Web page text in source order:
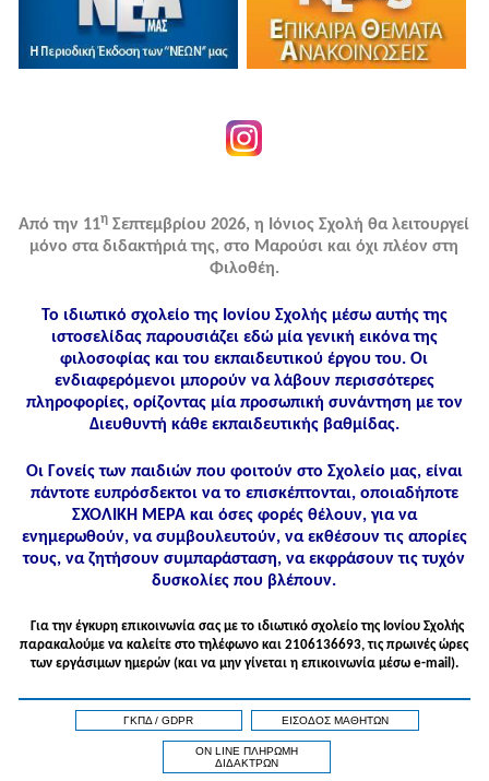
Από την 11η Σεπτεμβρίου 2026, η Ιόνιος Σχολή θα λειτουργεί
μόνο στα διδακτήριά της, στο Μαρούσι και όχι πλέον στη
Φιλοθέη.
Το ιδιωτικό σχολείο της Ιονίου Σχολής μέσω αυτής της
ιστοσελίδας παρουσιάζει εδώ μία γενική εικόνα της
φιλοσοφίας και του εκπαιδευτικού έργου του. Οι
ενδιαφερόμενοι μπορούν να λάβουν περισσότερες
πληροφορίες, ορίζοντας μία προσωπική συνάντηση με τον
Διευθυντή κάθε εκπαιδευτικής βαθμίδας.
Οι Γονείς των παιδιών που φοιτούν στο Σχολείο μας, είναι
πάντοτε ευπρόσδεκτοι να το επισκέπτονται, οποιαδήποτε
ΣΧΟΛΙΚΗ ΜΕΡΑ και όσες φορές θέλουν, για να
ενημερωθούν, να συμβουλευτούν, να εκθέσουν τις απορίες
τους, να ζητήσουν συμπαράσταση, να εκφράσουν τις τυχόν
δυσκολίες που βλέπουν.
Για την έγκυρη επικοινωνία σας με το ιδιωτικό σχολείο της Ιονίου Σχολής
παρακαλούμε να καλείτε στo τηλέφωνo και 2106136693, τις πρωινές ώρες
των εργάσιμων ημερών (και να μην γίνεται η επικοινωνία μέσω e-mail).
ΓΚΠΔ / GDPR ΕΙΣΟΔΟΣ ΜΑΘΗΤΩΝ
ON LINE ΠΛΗΡΩΜΗ
ΔΙΔΑΚΤΡΩΝ